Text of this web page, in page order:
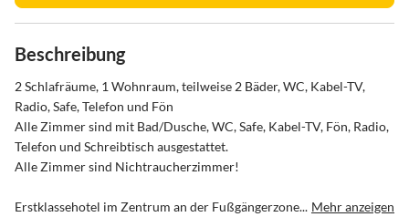
Beschreibung
2 Schlafräume, 1 Wohnraum, teilweise 2 Bäder, WC, Kabel-TV,
Radio, Safe, Telefon und Fön
Alle Zimmer sind mit Bad/Dusche, WC, Safe, Kabel-TV, Fön, Radio,
Telefon und Schreibtisch ausgestattet.
Alle Zimmer sind Nichtraucherzimmer!
Erstklassehotel im Zentrum an der Fußgängerzone... Mehr anzeigen